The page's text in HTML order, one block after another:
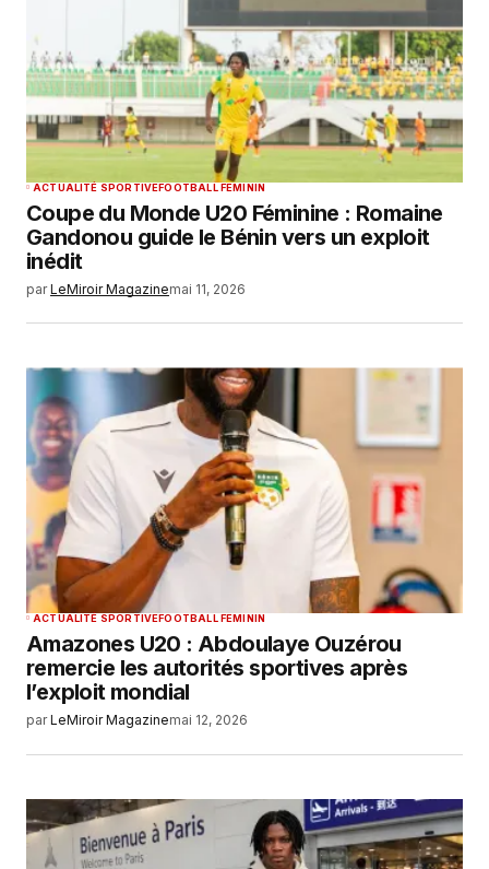
ACTUALITÉ SPORTIVEFOOTBALL FEMININ
Coupe du Monde U20 Féminine : Romaine
Gandonou guide le Bénin vers un exploit
inédit
par LeMiroir Magazinemai 11, 2026
ACTUALITÉ SPORTIVEFOOTBALL FEMININ
Amazones U20 : Abdoulaye Ouzérou
remercie les autorités sportives après
l’exploit mondial
par LeMiroir Magazinemai 12, 2026